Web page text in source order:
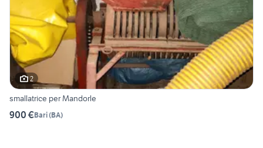
2
smallatrice per Mandorle
900 €Bari(BA)